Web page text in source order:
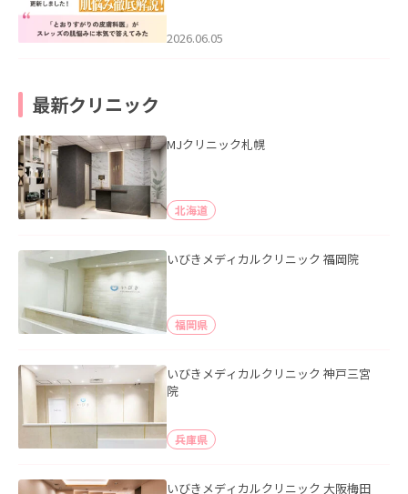
2026.06.05
最新クリニック
MJクリニック札幌
北海道
いびきメディカルクリニック 福岡院
福岡県
いびきメディカルクリニック 神戸三宮
院
兵庫県
いびきメディカルクリニック 大阪梅田